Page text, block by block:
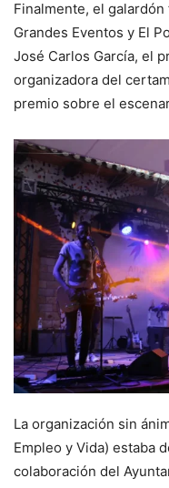
Finalmente, el
Grandes Eventos y El
José Carlos García, el
organizadora del
premio sobre el
La organización sin
Empleo y Vida) estaba
colaboración del